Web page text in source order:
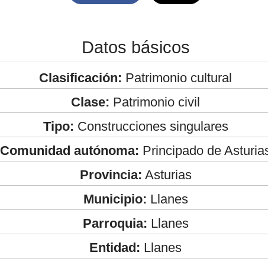
Datos básicos
Clasificación: Patrimonio cultural
Clase: Patrimonio civil
Tipo: Construcciones singulares
Comunidad autónoma: Principado de
Provincia: Asturias
Municipio: Llanes
Parroquia: Llanes
Entidad: Llanes